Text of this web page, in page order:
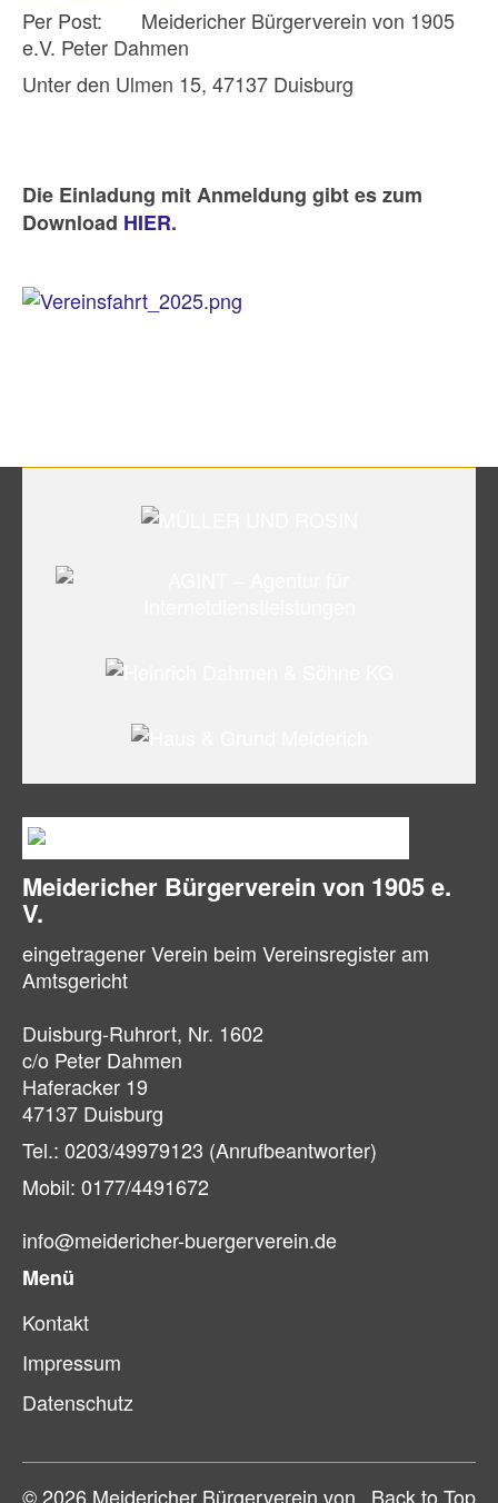
Per Post: Meidericher Bürgerverein von 1905
e.V. Peter Dahmen
Unter den Ulmen 15, 47137 Duisburg
Die Einladung mit Anmeldung gibt es zum
Download HIER.
Meidericher Bürger­verein von 1905 e.
V.
eingetragener Verein beim Vereinsregister am
Amtsgericht
Duisburg-Ruhrort, Nr. 1602
c/o Peter Dahmen
Haferacker 19
47137 Duisburg
Tel.: 0203/49979123 (Anrufbeantworter)
Mobil: 0177/4491672
info@meidericher-buergerverein.de
Menü
Kontakt
Impressum
Datenschutz
Back to Top
© 2026 Meidericher Bürgerverein von